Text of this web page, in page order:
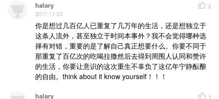
halary
2017-11-23
2
你是想过几百亿人已重复了几万年的生活，还是想独立于
这条人流外，甚至独立于时间本事外？我不会觉得哪种选
择有对错，重要的是了解自己真正想要什么。你要不同于
那重复了百亿次的吃喝拉撒然后去得到周围人认同和赞许
的生活，你要让意识的这次重生不辜负了这亿年宁静酝酿
的自由。think about it know yourself！！！
halary 1